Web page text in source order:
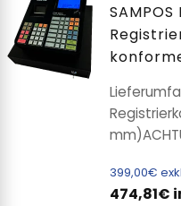
399,00€
474,81€